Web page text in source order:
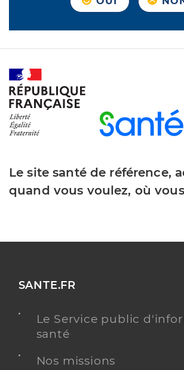
Le site santé de référence,
quand vous voulez, où
SANTE.FR
Le Service public
santé
Nos missions